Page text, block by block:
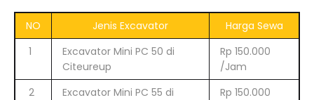
NO Jenis Excavator
Harga Sewa
1
Excavator Mini PC 50 di
Citeureup
Rp 150.000
/Jam
2
Excavator Mini PC 55 di
Rp 150.000